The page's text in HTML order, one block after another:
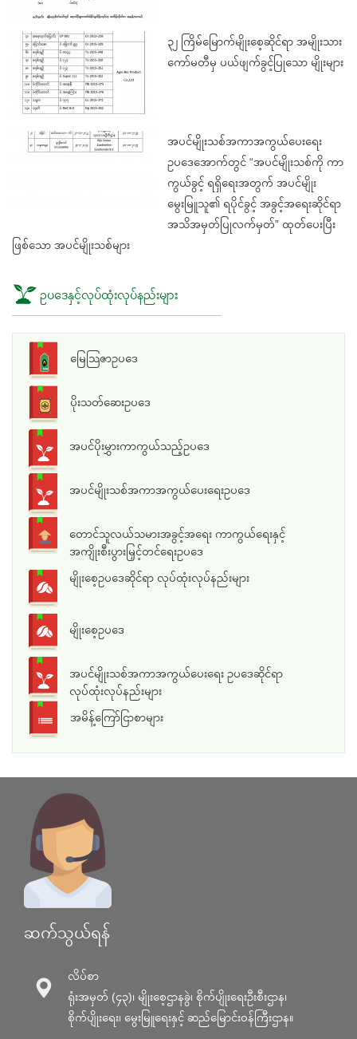
၃၂ ကြိမ်မြောက်မျိုးစေ့ဆိုင်ရာ အမျိုးသား
ကော်မတီမှ ပယ်ဖျက်ခွင့်ပြုသော မျိုးများ
အပင်မျိုးသစ်အကာအကွယ်ပေးရေး
ဥပဒေအောက်တွင် “အပင်မျိုးသစ်ကို ကာ
ကွယ်ခွင့် ရရှိရေးအတွက် အပင်မျိုး
မွေးမြူသူ၏ ရပိုင်ခွင့် အခွင့်အရေးဆိုင်ရာ
အသိအမှတ်ပြုလက်မှတ်” ထုတ်ပေးပြီး
ဖြစ်သော အပင်မျိုးသစ်များ
ဥပဒေနှင့်လုပ်ထုံးလုပ်နည်းများ
မြေသြဇာဥပဒေ
ပိုးသတ်ဆေးဥပဒေ
အပင်ပိုးမွှားကာကွယ်သည့်ဥပဒေ
အပင်မျိုးသစ်အကာအကွယ်ပေးရေးဥပဒေ
တောင်သူလယ်သမားအခွင့်အရေး ကာကွယ်ရေးနှင့်
အကျိုးစီးပွားမြှင့်တင်ရေးဥပဒေ
မျိုးစေ့ဥပဒေဆိုင်ရာ လုပ်ထုံးလုပ်နည်းများ
မျိုးစေ့ဥပဒေ
အပင်မျိုးသစ်အကာအကွယ်ပေးရေး ဥပဒေဆိုင်ရာ
လုပ်ထုံးလုပ်နည်းများ
အမိန့်ကြော်ငြာစာများ
ဆက်သွယ်ရန်
လိပ်စာ
ရုံးအမှတ် (၄၃)၊ မျိုးစေ့ဌာနခွဲ၊ စိုက်ပျိုးရေးဦးစီးဌာန၊
စိုက်ပျိုးရေး၊ မွေးမြူရေးနှင့် ဆည်မြောင်း၀န်ကြီးဌာန။